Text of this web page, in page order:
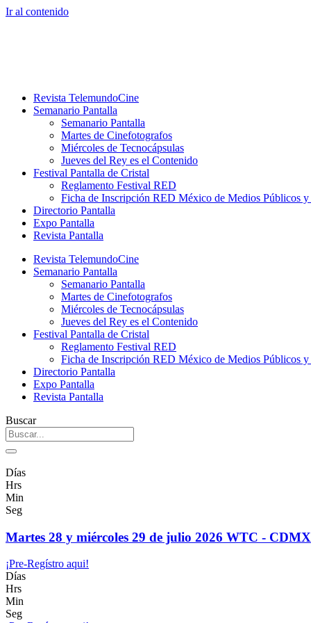
Ir al contenido
Revista TelemundoCine
Semanario Pantalla
Semanario Pantalla
Martes de Cinefotografos
Miércoles de Tecnocápsulas
Jueves del Rey es el Contenido
Festival Pantalla de Cristal
Reglamento Festival RED
Ficha de Inscripción RED México de Medios Públicos
Directorio Pantalla
Expo Pantalla
Revista Pantalla
Revista TelemundoCine
Semanario Pantalla
Semanario Pantalla
Martes de Cinefotografos
Miércoles de Tecnocápsulas
Jueves del Rey es el Contenido
Festival Pantalla de Cristal
Reglamento Festival RED
Ficha de Inscripción RED México de Medios Públicos
Directorio Pantalla
Expo Pantalla
Revista Pantalla
Buscar
Días
Hrs
Min
Seg
Martes 28 y miércoles 29 de julio 2026 WTC - CDMX
¡Pre-Regístro aqui!
Días
Hrs
Min
Seg